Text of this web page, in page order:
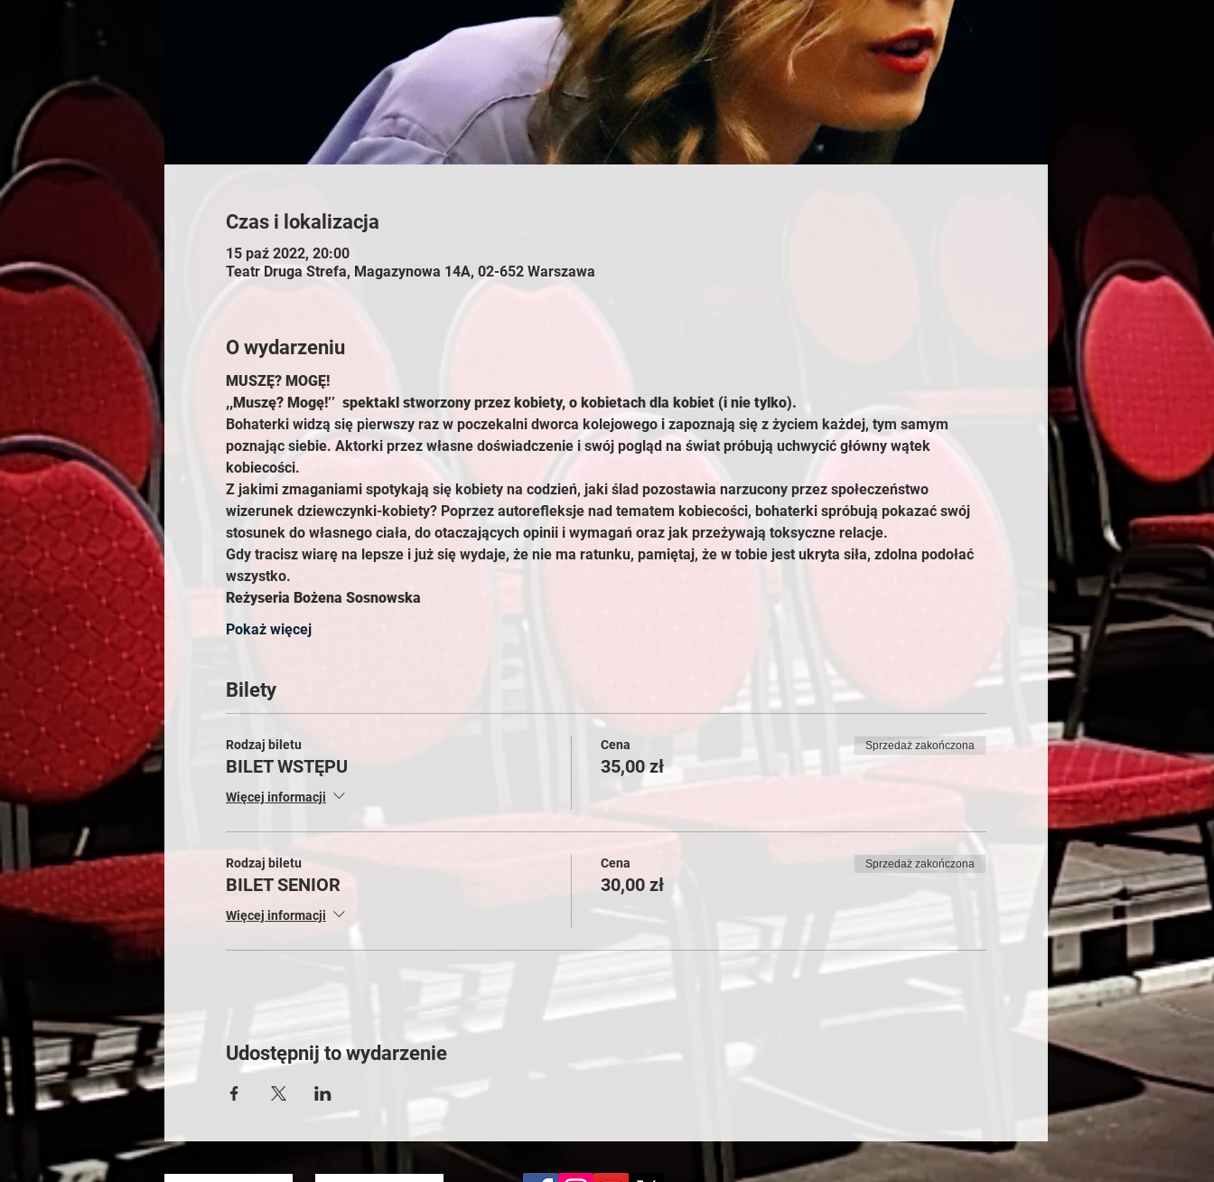
Czas i lokalizacja
15 paź 2022, 20:00
Teatr Druga Strefa, Magazynowa 14A, 02-652 Warszawa
O wydarzeniu
MUSZĘ? MOGĘ!
,,Muszę? Mogę!’’  spektakl stworzony przez kobiety, o kobietach dla kobiet (i nie tylko).
Bohaterki widzą się pierwszy raz w poczekalni dworca kolejowego i zapoznają się z życiem każdej, tym samym
poznając siebie. Aktorki przez własne doświadczenie i swój pogląd na świat próbują uchwycić główny wątek
kobiecości.
Z jakimi zmaganiami spotykają się kobiety na codzień, jaki ślad pozostawia narzucony przez społeczeństwo
wizerunek dziewczynki-kobiety? Poprzez autorefleksje nad tematem kobiecości, bohaterki spróbują pokazać swój
stosunek do własnego ciała, do otaczających opinii i wymagań oraz jak przeżywają toksyczne relacje.
Gdy tracisz wiarę na lepsze i już się wydaje, że nie ma ratunku, pamiętaj, że w tobie jest ukryta siła, zdolna podołać
wszystko.
Reżyseria Bożena Sosnowska
Pokaż więcej
Bilety
Rodzaj biletu
BILET WSTĘPU
Więcej informacji
Cena
35,00 zł
Sprzedaż zakończona
Rodzaj biletu
BILET SENIOR
Więcej informacji
Cena
30,00 zł
Sprzedaż zakończona
Udostępnij to wydarzenie